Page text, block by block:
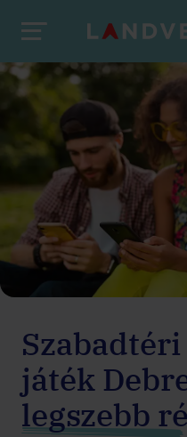
játék
legszebb